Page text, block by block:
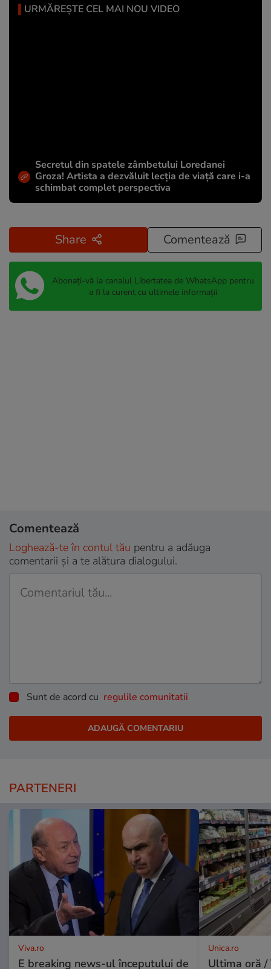
URMĂREȘTE CEL MAI NOU VIDEO
Secretul din spatele zâmbetului Loredanei
Groza! Artista a dezvăluit lecția de viață care i-a
schimbat complet perspectiva
Share Comentează
Abonați-vă la canalul Libertatea de WhatsApp pentru
a fi la curent cu ultimele informații
Comentează
Loghează-te în contul tău pentru a adăuga
comentarii și a te alătura dialogului.
Sunt de acord cu regulile comunitatii
PARTENERI
Viva.ro
E breaking news-ul începutului de
Unica.ro
Ultima oră /